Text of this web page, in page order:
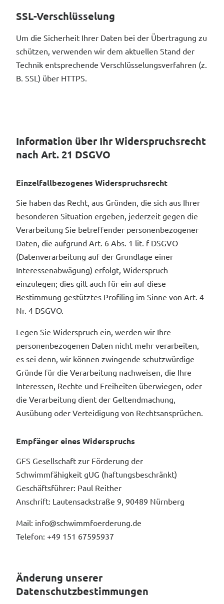
SSL-Verschlüsselung
Um die Sicherheit Ihrer Daten bei der Übertragung zu
schützen, verwenden wir dem aktuellen Stand der
Technik entsprechende Verschlüsselungsverfahren (z.
B. SSL) über HTTPS.
Information über Ihr Widerspruchsrecht
nach Art. 21 DSGVO
Einzelfallbezogenes Widerspruchsrecht
Sie haben das Recht, aus Gründen, die sich aus Ihrer
besonderen Situation ergeben, jederzeit gegen die
Verarbeitung Sie betreffender personenbezogener
Daten, die aufgrund Art. 6 Abs. 1 lit. f DSGVO
(Datenverarbeitung auf der Grundlage einer
Interessenabwägung) erfolgt, Widerspruch
einzulegen; dies gilt auch für ein auf diese
Bestimmung gestütztes Profiling im Sinne von Art. 4
Nr. 4 DSGVO.
Legen Sie Widerspruch ein, werden wir Ihre
personenbezogenen Daten nicht mehr verarbeiten,
es sei denn, wir können zwingende schutzwürdige
Gründe für die Verarbeitung nachweisen, die Ihre
Interessen, Rechte und Freiheiten überwiegen, oder
die Verarbeitung dient der Geltendmachung,
Ausübung oder Verteidigung von Rechtsansprüchen.
Empfänger eines Widerspruchs
GFS Gesellschaft zur Förderung der
Schwimmfähigkeit gUG (haftungsbeschränkt)
Geschäftsführer: Paul Reither
Anschrift: Lautensackstraße 9, 90489 Nürnberg
Mail: info@schwimmfoerderung.de
Telefon: +49 151 67595937
Änderung unserer
Datenschutzbestimmungen